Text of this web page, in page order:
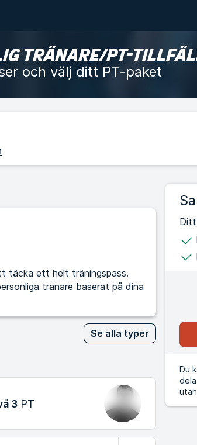
TRÄNARE/PT-
och välj ditt PT-paket
täcka ett helt träningspass.
tränare baserat på dina
Se alla typer
3 PT
Du